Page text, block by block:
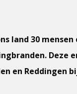
land 30
Deze
en Reddingen